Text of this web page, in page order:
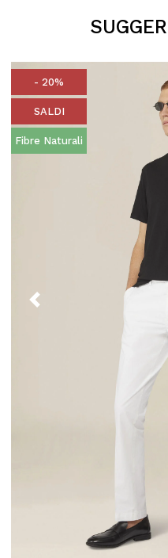
- 20%
SALDI
Fibre Naturali